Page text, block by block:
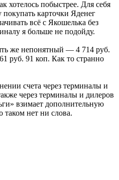
хотелось побыстрее. Для себя
карточки Яденег
всё с Якошелька без
я больше не подойду.
же непонятный — 4 714 руб.
руб. 91 коп. Как то странно
счета через терминалы и
через терминалы и дилеров
взимает дополнительную
нет ни слова.